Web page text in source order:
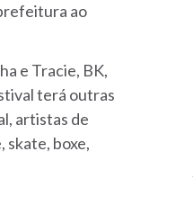
ao
e Tracie, BK,
terá outras
artistas de
skate, boxe,